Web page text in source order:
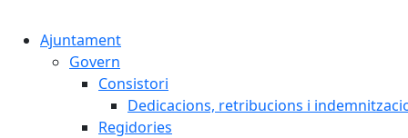
Ajuntament
Govern
Consistori
Dedicacions, retribucions i
Regidories